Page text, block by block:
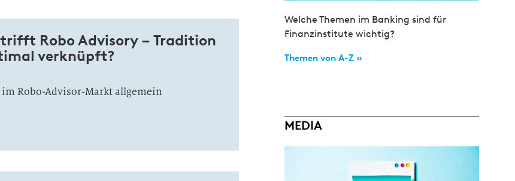
Robo Advisory – Tradition
verknüpft?
Robo-Advisor-Markt allgemein
Welche Themen im Banking sind für
Finanzinstitute wichtig?
Themen von A-Z »
MEDIA